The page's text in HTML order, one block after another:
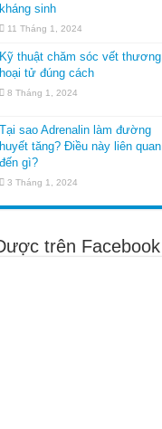
kháng sinh
11 Tháng 1, 2024
Kỹ thuật chăm sóc vết thương
hoại tử đúng cách
8 Tháng 1, 2024
Tại sao Adrenalin làm đường
huyết tăng? Điều này liên quan
đến gì?
3 Tháng 1, 2024
trên Facebook